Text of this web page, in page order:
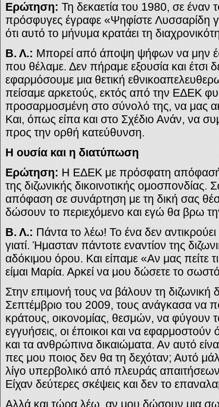
Ερώτηση: Τη δεκαετία του 1980, σε έναν
πρόσφυγες έγραφε «Ψηφίστε Λυσσαρίδη
ότι αυτό το μήνυμα κρατάει τη
Β. Λ.: Μπορεί από άποψη ψήφων να μην
που θέλαμε. Δεν πήραμε εξουσία και έτσι
εφαρμόσουμε μια θετική
πείσαμε αρκετούς, εκτός από την ΕΔΕΚ
προσαρμοσμένη στο σύνολό της, να μας
Και, όπως είπα και στο Σχέδιο Ανάν, να
προς την ορθή κατεύθυνση.
Η ουσία και η διατύπωση
Ερώτηση: Η ΕΔΕΚ με πρόσφατη απόφασή
της διζωνικής δικοινοτικής
απόφαση σε συνάρτηση με τη δική σας
δώσουν το περιεχόμενο και εγώ θα βρω
Β. Λ.: Πάντα το λέω! Το ένα δεν
γιατί. Ήμασταν πάντοτε εναντίον της
αδόκιμου όρου. Και είπαμε «Αν μας πείτε τι
είμαι Μαρία. Αρκεί να μου δώσετε το
Στην επιμονή τους να βάλουν τη διζωνική
Σεπτέμβριο του 2009, τους ανάγκασα να
κράτους, οικονομίας, θεσμών, να φύγουν
εγγυήσεις, οι έποικοι και να εφαρμοστούν
και τα ανθρώπινα δικαιώματα. Αν αυτό
πες μου ποιος δεν θα τη δεχόταν; Αυτό
λίγο υπερβολικό από πλευράς
Είχαν δεύτερες σκέψεις και δεν το
Αλλά και τώρα λέω, αν μου δώσουν μια